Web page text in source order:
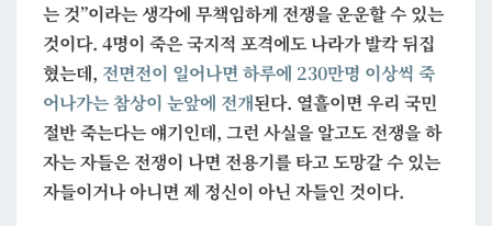
는 것”이라는 생각에 무책임하게 전쟁을 운운할 수 있는
것이다. 4명이 죽은 국지적 포격에도 나라가 발칵 뒤집
혔는데, 전면전이 일어나면 하루에 230만명 이상씩 죽
어나가는 참상이 눈앞에 전개된다. 열흘이면 우리 국민
절반 죽는다는 얘기인데, 그런 사실을 알고도 전쟁을 하
자는 자들은 전쟁이 나면 전용기를 타고 도망갈 수 있는
자들이거나 아니면 제 정신이 아닌 자들인 것이다.